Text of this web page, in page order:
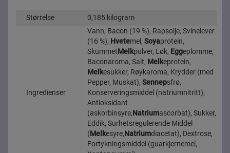
Størrelse 0,185 kilogram
Ingredienser
Vann, Bacon (19 %), Rapsolje, Svinelever
(16 %), Hvetemel, Soyaprotein,
SkummetMelkpulver, Løk, Eggeplomme,
Baconaroma, Salt, Melkeprotein,
Melkesukker, Røykaroma, Krydder (med
Pepper, Muskat), Sennepsfrø,
Konserveringsmiddel (natriumnitritt),
Antioksidant
(askorbinsyre,Natriumascorbat), Sukker,
Eddik, Surhetsregulerende Middel
(Melkesyre,Natriumdiacetat), Dextrose,
Fortykningsmiddel (guarkjernemel,